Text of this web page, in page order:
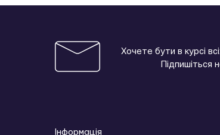
Ввідна довжина: 13 см;
Максимальна товщина: 2,5
Хочете бути в курсі
Підпишіться
Інформація